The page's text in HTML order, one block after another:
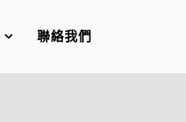
聯絡我們